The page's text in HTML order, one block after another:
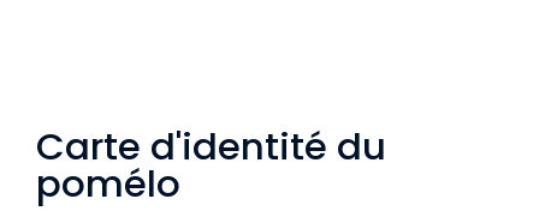
Carte d'identité du
pomélo